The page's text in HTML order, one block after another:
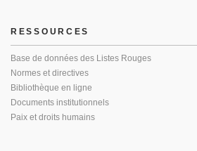
RESSOURCES
Base de données des Listes Rouges
Normes et directives
Bibliothèque en ligne
Documents institutionnels
Paix et droits humains